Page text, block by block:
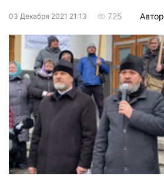
03 Декабря 2021 21:13 725